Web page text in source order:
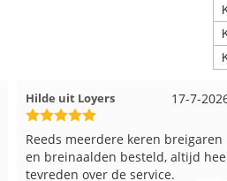
17-7-
Hilde uit Loyers
Reeds meerdere keren breigaren
en breinaalden besteld, altijd
tevreden over de service.